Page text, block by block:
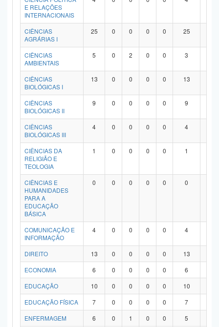
E RELAÇÕES
INTERNACIONAIS
CIÊNCIAS
AGRÁRIAS I
25 0 0 0 0 25
CIÊNCIAS
AMBIENTAIS
5 0 2 0 0 3
CIÊNCIAS
BIOLÓGICAS I
13 0 0 0 0 13
CIÊNCIAS
BIOLÓGICAS II
9 0 0 0 0 9
CIÊNCIAS
BIOLÓGICAS III
4 0 0 0 0 4
CIÊNCIAS DA
RELIGIÃO E
TEOLOGIA
1 0 0 0 0 1
CIÊNCIAS E
HUMANIDADES
PARA A
EDUCAÇÃO
BÁSICA
0 0 0 0 0 0
COMUNICAÇÃO E
INFORMAÇÃO
4 0 0 0 0 4
DIREITO 13 0 0 0 0 13
ECONOMIA
6 0 0 0 0 6
EDUCAÇÃO
10 0 0 0 0 10
EDUCAÇÃO FÍSICA
7 0 0 0 0 7
ENFERMAGEM
6 0 1 0 0 5